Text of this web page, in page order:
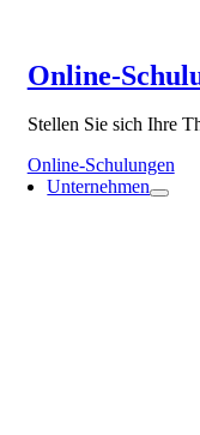
Online-
Stellen Sie sich Ihre
Online-Schulungen
Unternehmen